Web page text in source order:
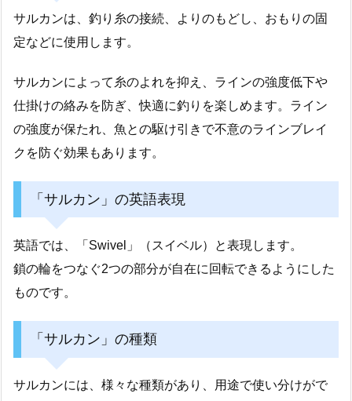
サルカンは、釣り糸の接続、よりのもどし、おもりの固
定などに使用します。
サルカンによって糸のよれを抑え、ラインの強度低下や
仕掛けの絡みを防ぎ、快適に釣りを楽しめます。ライン
の強度が保たれ、魚との駆け引きで不意のラインブレイ
クを防ぐ効果もあります。
「サルカン」の英語表現
英語では、「Swivel」（スイベル）と表現します。
鎖の輪をつなぐ2つの部分が自在に回転できるようにした
ものです。
「サルカン」の種類
サルカンには、様々な種類があり、用途で使い分けがで